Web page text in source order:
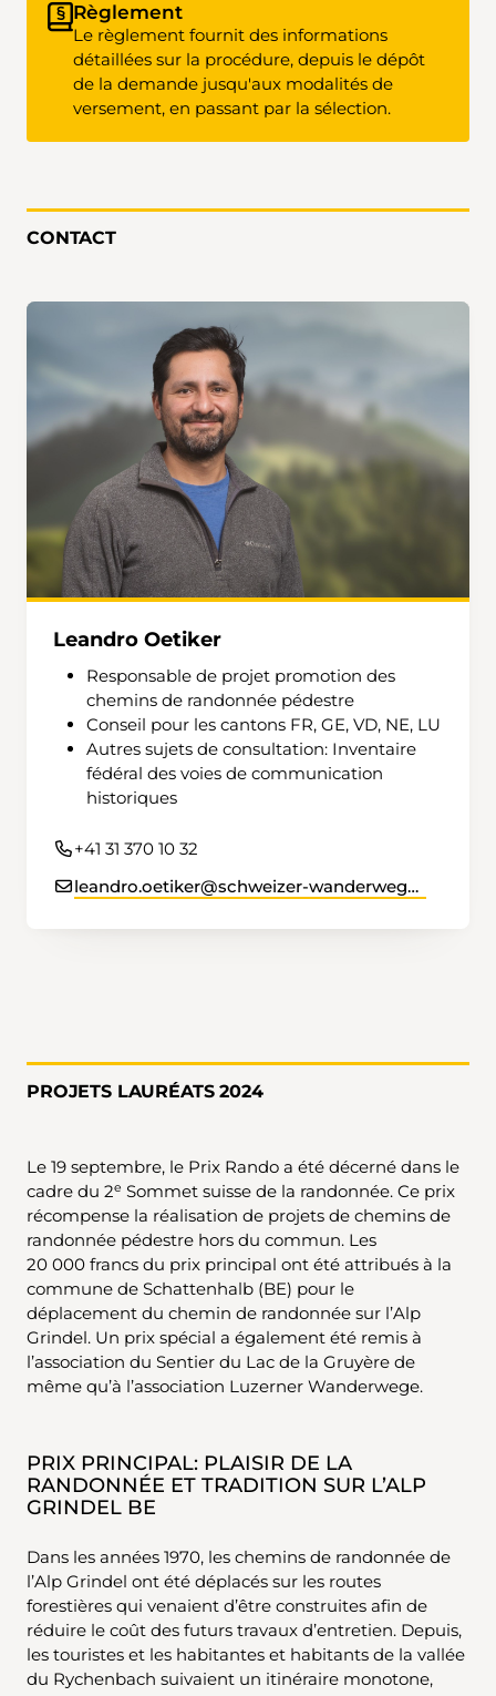
Règlement
Le règlement fournit des informations
détaillées sur la procédure, depuis le dépôt
de la demande jusqu'aux modalités de
versement, en passant par la sélection.
CONTACT
Leandro Oetiker
Responsable de projet promotion des
chemins de randonnée pédestre
Conseil pour les cantons FR, GE, VD, NE, LU
Autres sujets de consultation: Inventaire
fédéral des voies de communication
historiques
+41 31 370 10 32
leandro.oetiker@schweizer-wanderwege.ch
PROJETS LAURÉATS 2024
Le 19 septembre, le Prix Rando a été décerné dans le
cadre du 2e Sommet suisse de la randonnée. Ce prix
récompense la réalisation de projets de chemins de
randonnée pédestre hors du commun. Les
20 000 francs du prix principal ont été attribués à la
commune de Schattenhalb (BE) pour le
déplacement du chemin de randonnée sur l’Alp
Grindel. Un prix spécial a également été remis à
l’association du Sentier du Lac de la Gruyère de
même qu’à l’association Luzerner Wanderwege.
PRIX PRINCIPAL: PLAISIR DE LA
RANDONNÉE ET TRADITION SUR L’ALP
GRINDEL BE
Dans les années 1970, les chemins de randonnée de
l’Alp Grindel ont été déplacés sur les routes
forestières qui venaient d’être construites afin de
réduire le coût des futurs travaux d’entretien. Depuis,
les touristes et les habitantes et habitants de la vallée
du Rychenbach suivaient un itinéraire monotone,